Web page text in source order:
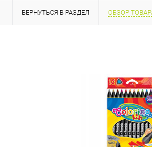
ВЕРНУТЬСЯ В РАЗДЕЛ ОБЗОР